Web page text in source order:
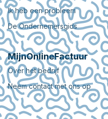
Ik heb een probleem
De Ondernemersgids
MijnOnlineFactuur
Over het bedrijf
Neem contact met ons op